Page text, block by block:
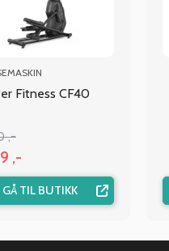
Fitness CF40
,-
,-
GÅ TIL BUTIKK